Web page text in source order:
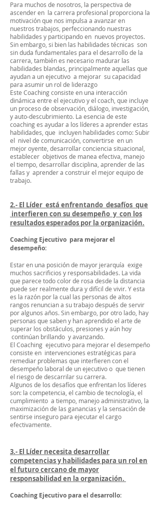
Para muchos de nosotros, la perspectiva de
ascender en la carrera profesional proporciona la
motivación que nos impulsa a avanzar en
nuestros trabajos, perfeccionando nuestras
habilidades y participando en nuevos proyectos.
Sin embargo, si bien las habilidades técnicas son
sin duda fundamentales para el desarrollo de la
carrera, también es necesario madurar las
habilidades blandas, principalmente aquellas que
ayudan a un ejecutivo a mejorar su capacidad
para asumir un rol de liderazgo
Este Coaching consiste en una interacción
dinámica entre el ejecutivo y el coach, que incluye
un proceso de observación, diálogo, investigación,
y auto-descubrimiento. La esencia de este
coaching es ayudar a los líderes a aprender estas
habilidades, que incluyen habilidades como: Subir
el nivel de comunicación, convertirse en un
mejor oyente, desarrollar conciencia situacional,
establecer objetivos de manea efectiva, manejo
el tiempo, desarrollar disciplina, aprender de las
fallas y aprender a construir el mejor equipo de
trabajo.
2.- El Líder está enfrentando desafíos que
interfieren con su desempeño y con los
resultados esperados por la organización.
Coaching Ejecutivo para mejorar el
desempeño:
Estar en una posición de mayor jerarquía exige
muchos sacrificios y responsabilidades. La vida
que parece todo color de rosa desde la distancia
puede ser realmente dura y difícil de vivir. Y esta
es la razón por la cual las personas de altos
rangos renuncian a su trabajo después de servir
por algunos años. Sin embargo, por otro lado, hay
personas que saben y han aprendido el arte de
superar los obstáculos, presiones y aún hoy
continúan brillando y avanzando.
El Coaching ejecutivo para mejorar el desempeño
consiste en intervenciones estratégicas para
remediar problemas que interfieren con el
desempeño laboral de un ejecutivo o que tienen
el riesgo de descarrilar su carrera.
Algunos de los desafíos que enfrentan los líderes
son: la competencia, el cambio de tecnología, el
cumplimiento a tiempo, manejo administrativo, la
maximización de las ganancias y la sensación de
sentirse inseguro para ejecutar el cargo
efectivamente.
3.- El Líder necesita desarrollar
competencias y habilidades para un rol en
el futuro cercano de mayor
responsabilidad en la organización.
Coaching Ejecutivo para el desarrollo: